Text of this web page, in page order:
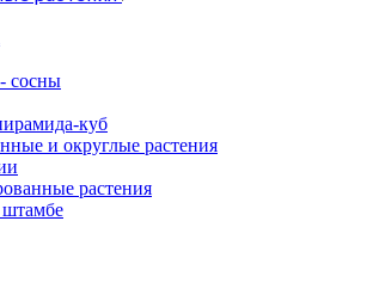
сосны
куб
и округлые растения
растения